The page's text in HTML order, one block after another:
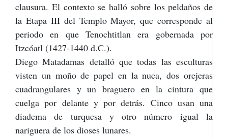
clausura. El contexto se halló sobre los peldaños de
la Etapa III del Templo Mayor, que corresponde al
periodo en que Tenochtitlan era gobernada por
Itzcóatl (1427-1440 d.C.).
Diego Matadamas detalló que todas las esculturas
visten un moño de papel en la nuca, dos orejeras
cuadrangulares y un braguero en la cintura que
cuelga por delante y por detrás. Cinco usan una
diadema de turquesa y otro número igual la
nariguera de los dioses lunares.